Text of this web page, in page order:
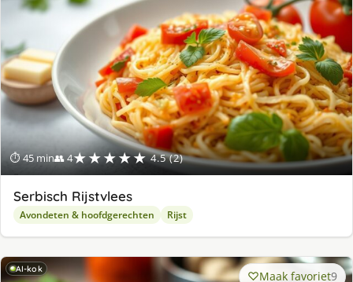
⏱ 45 min👥 4★★★★★ 4.5 (2)
Serbisch Rijstvlees
Avondeten & hoofdgerechten Rijst
AI-kok Maak favoriet9